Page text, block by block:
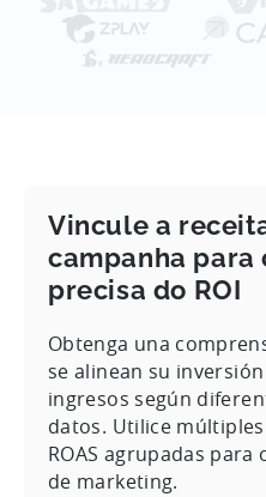
Vincule a
campanha para
precisa do ROI
Obtenga una
se alinean su
ingresos según
datos. Utilice
ROAS agrupadas
de marketing.